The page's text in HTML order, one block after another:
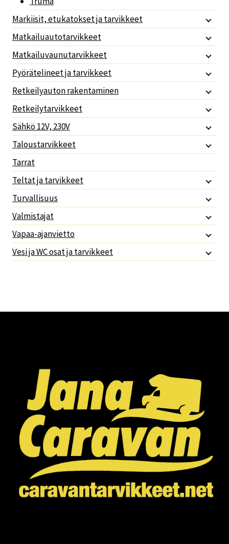
Markiisit, etukatokset ja tarvikkeet
Matkailuautotarvikkeet
Matkailuvaunutarvikkeet
Pyörätelineet ja tarvikkeet
Retkeilyauton rakentaminen
Retkeilytarvikkeet
Sähkö 12V, 230V
Taloustarvikkeet
Tarrat
Teltat ja tarvikkeet
Turvallisuus
Valmistajat
Vapaa-ajanvietto
Vesi ja WC osat ja tarvikkeet